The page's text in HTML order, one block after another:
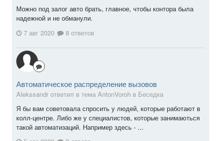
Можно под залог авто брать, главное, чтобы контора была
надежной и не обманули.
7 авг 2020
8 ответов
Автоматическое распределение вызовов
Alekssandr ответил в тема AntonVoroh в Беседка
Я бы вам советовала спросить у людей, которые работают в
колл-центре. Либо же у специалистов, которые занимаються
такой автоматизаций. Например здесь - ...